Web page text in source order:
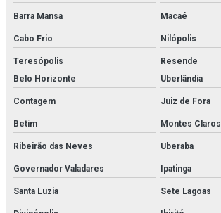
Fbo 60329
Filter element parker
Filtro de cartucho
Filtro de cartucho orçamento
Filtro coalescente domnick hunter
Filtro coalescente orçamento
Filtro de contaminantes orçamento
Filtro danfoss
Barra Mansa Macaé
Cabo Frio Nilópolis
Teresópolis
Resende
Belo Horizonte
Uberlândia
Contagem Juiz de Fora
Betim Montes Claros
Ribeirão das Neves Uberaba
Governador Valadares Ipatinga
Santa Luzia Sete Lagoas